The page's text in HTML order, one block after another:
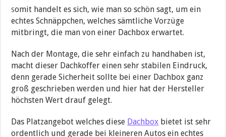
Somit handelt es sich, wie man so schön sagt, um ein
echtes Schnäppchen, welches sämtliche Vorzüge
mitbringt, die man von einer Dachbox erwartet.
Nach der Montage, die sehr einfach zu handhaben ist,
macht dieser Dachkoffer einen sehr stabilen Eindruck,
denn gerade Sicherheit sollte bei einer Dachbox ganz
groß geschrieben werden und hier hat der Hersteller
höchsten Wert drauf gelegt.
Das Platzangebot welches diese Dachbox bietet ist sehr
ordentlich und gerade bei kleineren Autos ein echtes